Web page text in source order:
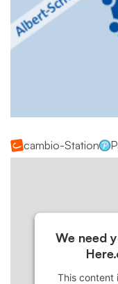
cambio-Station
We need
This content